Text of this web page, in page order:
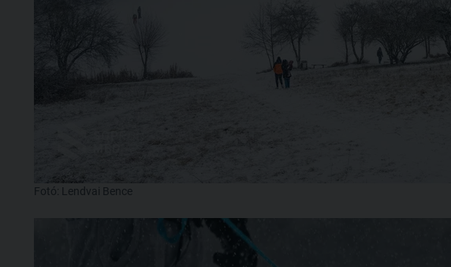
Fotó: Lendvai Bence